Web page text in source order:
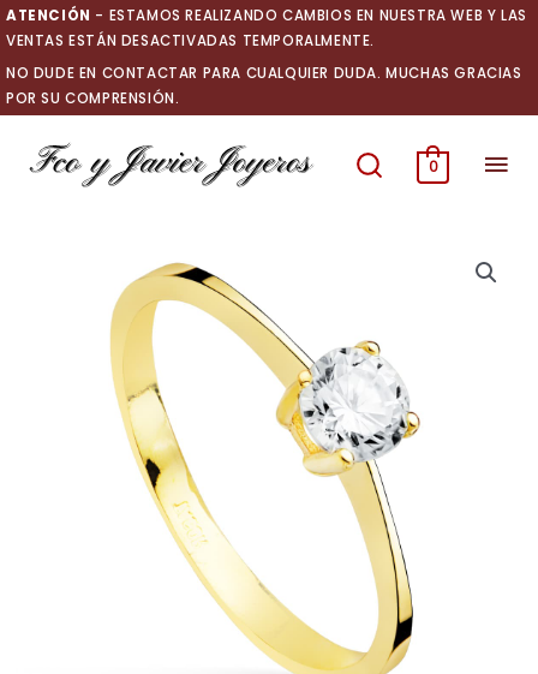
Ir
al
contenido
ATENCIÓN - ESTAMOS REALIZANDO CAMBIOS EN NUESTRA WEB Y LAS
VENTAS ESTÁN DESACTIVADAS TEMPORALMENTE.
NO DUDE EN CONTACTAR PARA CUALQUIER DUDA. MUCHAS GRACIAS
POR SU COMPRENSIÓN.
0